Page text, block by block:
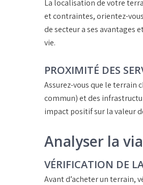
La localisationde votre
et contraintes, orientez-
de secteur a ses avantages
vie.
PROXIMITÉ DES
Assurez-vous que le terrain
commun) et des
impact positif sur lavaleur
Analyser la
VÉRIFICATION DE
Avant d’acheter un terrain,